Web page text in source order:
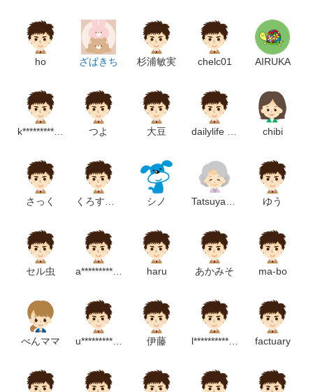
ho ざぱきち 杉浦敏実 chelc01 AIRUKA
k********************m つよ 大豆 chibi
さっく シノ ゆう
セル虫 a******************m haru あかみそ ma-bo
べんママ u***************m 伊藤 l**********************m factuary